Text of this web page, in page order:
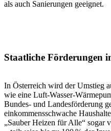
als auch Sanierungen geeignet.
Staatliche Förderungen
In Österreich wird der Umstieg
wie eine Luft-Wasser-
Bundes- und Landesförderung
einkommensschwache
„Sauber Heizen für Alle“ sogar